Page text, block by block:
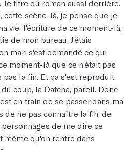
le titre du roman aussi derrière.
cette scène-là, je pense que je
vie, l'écriture de ce moment-là,
de mon bureau. J'étais
mari s'est demandé ce qui
moment-là que ce n’était pas
pas la fin. Et ça s'est reproduit
coup, la Datcha, pareil. Donc
en train de se passer dans ma
de ne pas connaître la fin, de
de me dire ce
même qu'on rentre dans